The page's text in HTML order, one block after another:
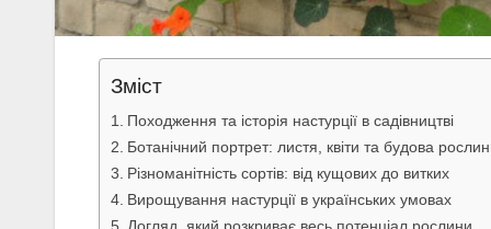
Зміст
Походження та історія настурції в садівництві
Ботанічний портрет: листя, квіти та будова
Різноманітність сортів: від кущових до витких
Вирощування настурції в українських умовах